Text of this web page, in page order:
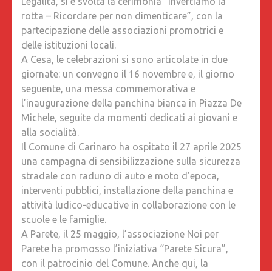
rotta – Ricordare per non dimenticare”, con la
partecipazione delle associazioni promotrici e
delle istituzioni locali.
A Cesa, le celebrazioni si sono articolate in due
giornate: un convegno il 16 novembre e, il giorno
seguente, una messa commemorativa e
l’inaugurazione della panchina bianca in Piazza De
Michele, seguite da momenti dedicati ai giovani e
alla socialità.
Il Comune di Carinaro ha ospitato il 27 aprile 2025
una campagna di sensibilizzazione sulla sicurezza
stradale con raduno di auto e moto d’epoca,
interventi pubblici, installazione della panchina e
attività ludico-educative in collaborazione con le
scuole e le famiglie.
A Parete, il 25 maggio, l’associazione Noi per
Parete ha promosso l’iniziativa “Parete Sicura”,
con il patrocinio del Comune. Anche qui, la